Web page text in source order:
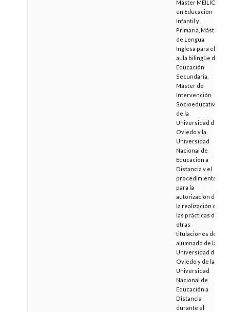
Máster MEILIC
en Educación
Infantil y
Primaria, Máster
de Lengua
Inglesa para el
aula bilingüe de
Educación
Secundaria,
Máster de
Intervención
Socioeducativa
de la
Universidad de
Oviedo y la
Universidad
Nacional de
Educación a
Distancia y el
procedimiento
para la
autorización de
la realización de
las prácticas de
otras
titulaciones del
alumnado de la
Universidad de
Oviedo y de la
Universidad
Nacional de
Educación a
Distancia
durante el